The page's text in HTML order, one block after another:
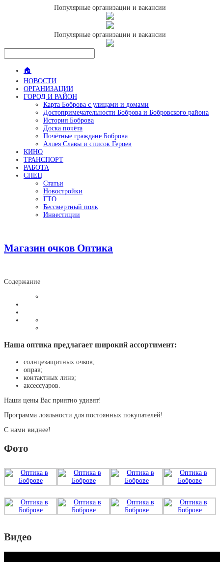
Популярные организации и вакансии
Популярные организации и вакансии
🏠
НОВОСТИ
ОРГАНИЗАЦИИ
ГОРОД И РАЙОН
Карта Боброва с улицами и домами
Достопримечательности Боброва и Бобровского района
История Боброва
Доска почёта
Почётные граждане Боброва
Аллея Славы и список Героев
КИНО
ТРАНСПОРТ
РАБОТА
СПЕЦ
Статьи
Новостройки
ГТО
Бессмертный полк
Инвестиции
Магазин очков Оптика
Содержание
Наша оптика предлагает широкий ассортимент:
солнцезащитных очков;
оправ;
контактных линз;
аксессуаров.
Наши цены Вас приятно удивят!
Программа лояльности для постоянных покупателей!
С нами виднее!
Фото
Видео